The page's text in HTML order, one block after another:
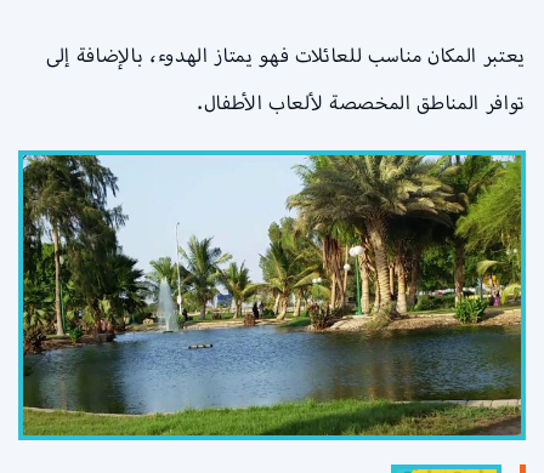
يعتبر المكان مناسب للعائلات فهو يمتاز الهدوء، بالإضافة إلى
توافر المناطق المخصصة لألعاب الأطفال.